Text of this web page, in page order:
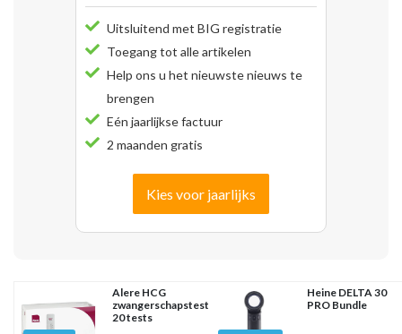
Uitsluitend met BIG registratie
Toegang tot alle artikelen
Help ons u het nieuwste nieuws te
brengen
Eén jaarlijkse factuur
2 maanden gratis
Kies voor jaarlijks
Alere HCG
zwangerschapstest
20 tests
Heine DELTA 30
PRO Bundle